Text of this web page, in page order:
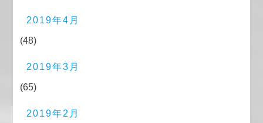
2019年4月
(48)
2019年3月
(65)
2019年2月